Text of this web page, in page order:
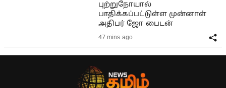
புற்றுநோயால்
பாதிக்கப்பட்டுள்ள முன்னாள்
அதிபர் ஜோ பைடன்
47 mins ago